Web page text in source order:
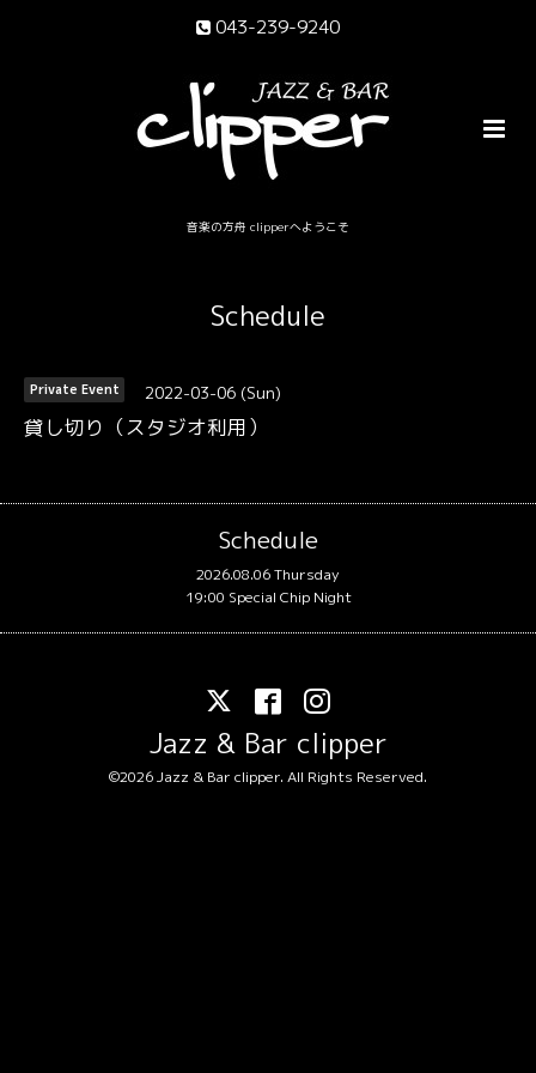
043-239-9240
音楽の方舟 clipperへようこそ
Schedule
Private Event 2022-03-06 (Sun)
貸し切り（スタジオ利用）
Schedule
2026.08.06 Thursday
19:00 Special Chip Night
Jazz & Bar clipper
©2026Jazz & Bar clipper. All Rights Reserved.